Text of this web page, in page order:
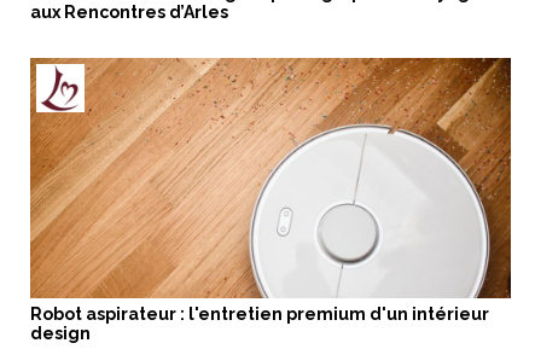
aux Rencontres d’Arles
Robot aspirateur : l'entretien premium d'un intérieur
design